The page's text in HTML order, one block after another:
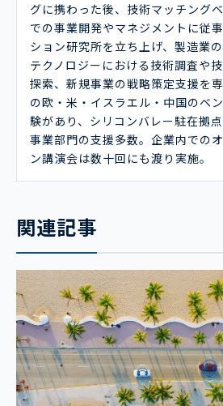
グに携わった後、技術マッチング
での事業開発やマネジメントに従
ション研究所を立ち上げ、製造業
テクノロジーにおける技術調査や
探索、新規事業の戦略策定支援を
の欧・米・イスラエル・中国のベ
験があり、シリコンバレー駐在拠
事業部門の支援多数。企業内での
ン講演会は数十回にも渡り実施。
関連記事